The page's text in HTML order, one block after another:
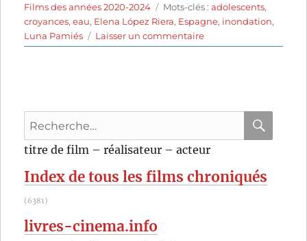
le
Films des années 2020-2024
Étiquettes
Mots-clés :adolescents,
croyances,eau, Elena López Riera, Espagne, inondation,
Luna Pamiés
Laisser un commentairesur
El
Recherche
pour
titre de film – réalisateur – acteur
Index de tous les films chroniqués
(6381)
livres-cinema.info